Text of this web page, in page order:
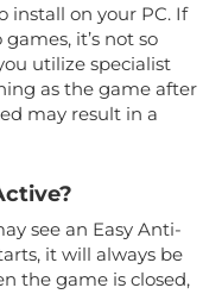
install on your PC. If
it’s not so
utilize specialist
as the game after
may result in a
see an Easy Anti-
it will always be
the game is closed,